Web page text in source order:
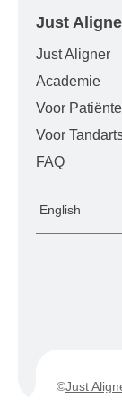
Just
Just Aligner
Academie
Voor
Voor
FAQ
Kies
een
©Just